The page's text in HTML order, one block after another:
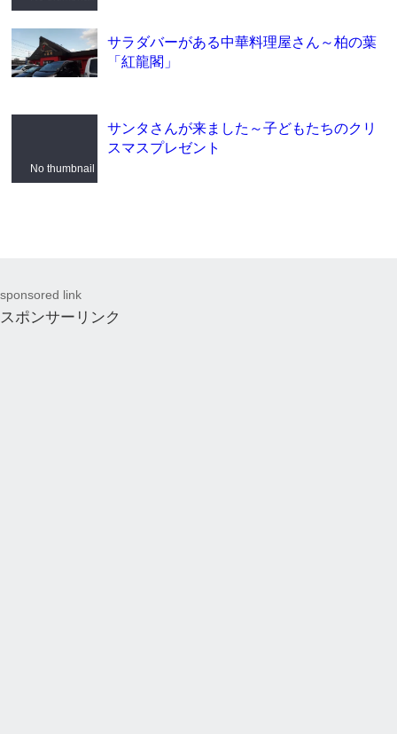
サラダバーがある中華料理屋さん～柏の葉
「紅龍閣」
No thumbnail
サンタさんが来ました～子どもたちのクリ
スマスプレゼント
sponsored link
スポンサーリンク